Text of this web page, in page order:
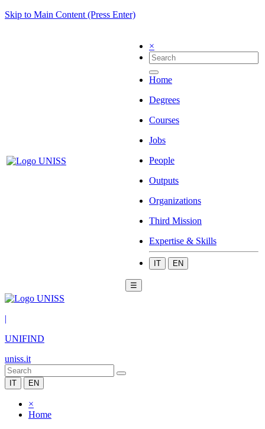
Skip to Main Content (Press Enter)
×
Home
Degrees
Courses
Jobs
People
Outputs
Organizations
Third Mission
Expertise & Skills
IT EN
☰
|
UNIFIND
uniss.it
IT EN
×
Home